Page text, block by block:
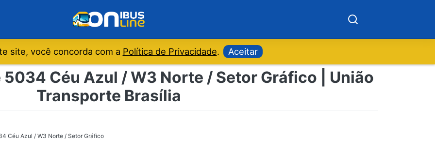
site, você concorda com a Política de Privacidade. Aceitar
Céu Azul / W3 Norte / Setor Gráfico | União
Transporte Brasília
Céu Azul / W3 Norte / Setor Gráfico